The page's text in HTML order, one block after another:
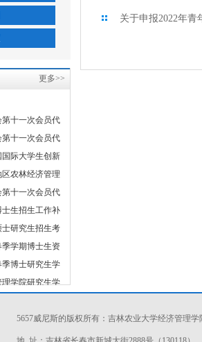
更多>>
十一次会员代
十一次会员代
际大学生创新
农林经济管理
十一次会员代
士生招生工作补
士研究生招生考
季学期博士生资
季博士研究生学
理学院研究生学
关于申报2022年
5657威尼斯的版权所有：吉林农业大学经济管理学